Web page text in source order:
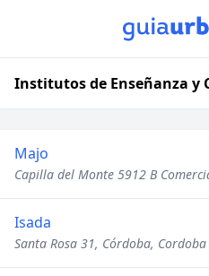
Majo
Capilla del Monte 5912 B
Isada
Santa Rosa 31, Córdoba, Cordoba